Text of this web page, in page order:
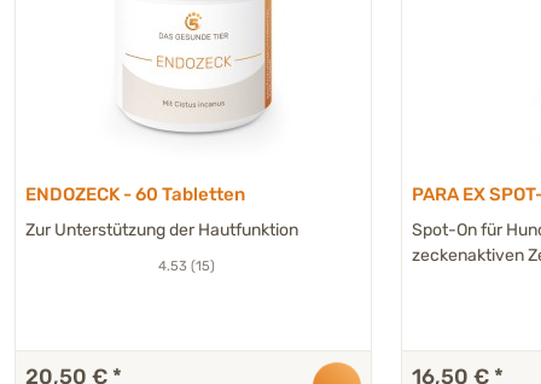
ENDOZECK - 60 Tabletten
Zur Unterstützung der Hautfunktion
4.53 (15)
20,50 € *
PARA EX
Spot-On für
zeckenaktiven
16,50 € *